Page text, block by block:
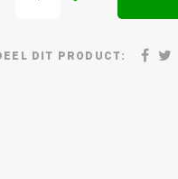
DIT PRODUCT: